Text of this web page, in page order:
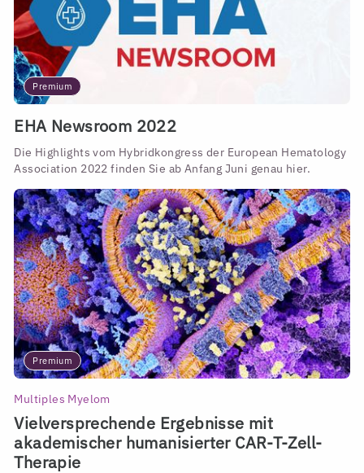
Premium
EHA Newsroom 2022
Die Highlights vom Hybridkongress der European Hematology
Association 2022 finden Sie ab Anfang Juni genau hier.
Premium
Multiples Myelom
Vielversprechende Ergebnisse mit
akademischer humanisierter CAR-T-Zell-
Therapie